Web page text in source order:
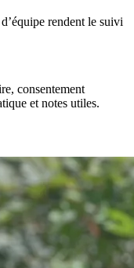
rendent le suivi
consentement
et notes utiles.